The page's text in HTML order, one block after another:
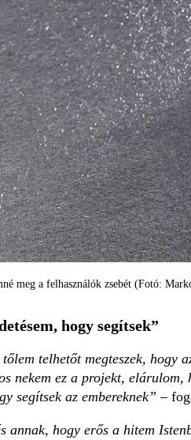
meg a felhasználók zsebét (Fotó:
hogy segítsek”
telhetőt megteszek,
nekem ez a projekt,
segítsek az embereknek” –
annak, hogy erős a hitem